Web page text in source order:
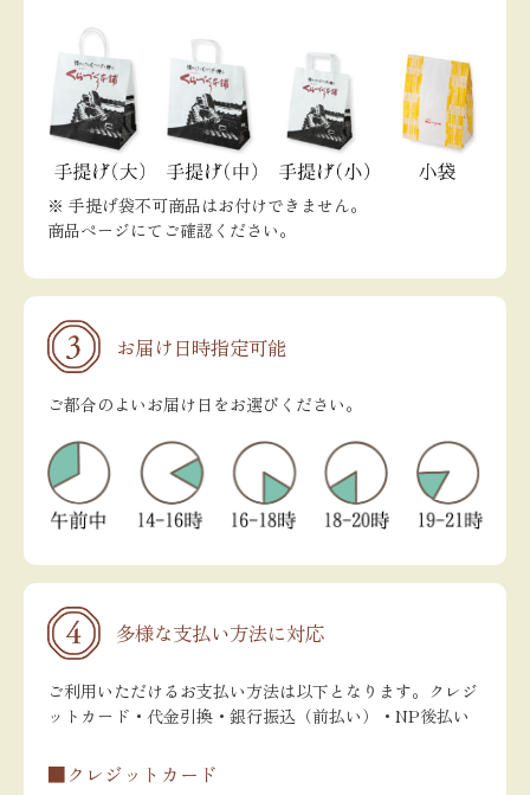
※ 手提げ袋不可商品はお付けできません。
商品ページにてご確認ください。
お届け日時指定可能
ご都合のよいお届け日をお選びください。
多様な支払い方法に対応
ご利用いただけるお支払い方法は以下となります。クレジ
ットカード・代金引換・銀行振込（前払い）・NP後払い
■クレジットカード